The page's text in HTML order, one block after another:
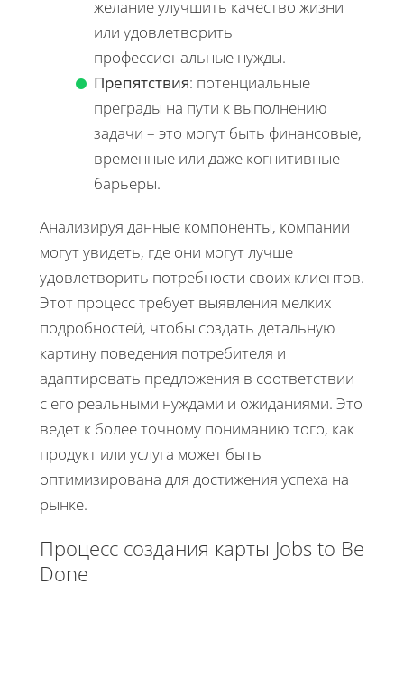
желание улучшить качество жизни
или удовлетворить
профессиональные нужды.
Препятствия: потенциальные
преграды на пути к выполнению
задачи – это могут быть финансовые,
временные или даже когнитивные
барьеры.
Анализируя данные компоненты, компании
могут увидеть, где они могут лучше
удовлетворить потребности своих клиентов.
Этот процесс требует выявления мелких
подробностей, чтобы создать детальную
картину поведения потребителя и
адаптировать предложения в соответствии
с его реальными нуждами и ожиданиями. Это
ведет к более точному пониманию того, как
продукт или услуга может быть
оптимизирована для достижения успеха на
рынке.
Процесс создания карты Jobs to Be
Done